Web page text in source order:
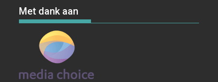
Met dank aan